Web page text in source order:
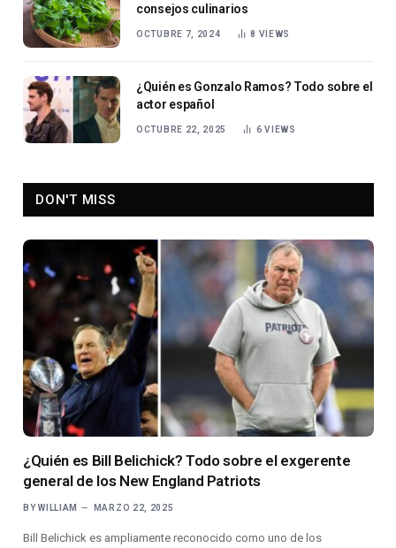
consejos culinarios
OCTUBRE 7, 2024 8 VIEWS
¿Quién es Gonzalo Ramos? Todo sobre el
actor español
OCTUBRE 22, 2025 6VIEWS
DON'T MISS
¿Quién es Bill Belichick? Todo sobre el exgerente
general de los New England Patriots
BY WILLIAM MARZO 22, 2025
Bill Belichick es ampliamente reconocido como uno de los